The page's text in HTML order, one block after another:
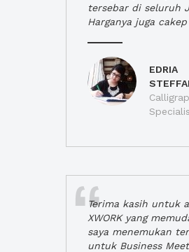
tersebar di seluruh
Harganya juga
EDRIA
Terima kasih untuk
XWORK yang
saya menemukan
untuk Business